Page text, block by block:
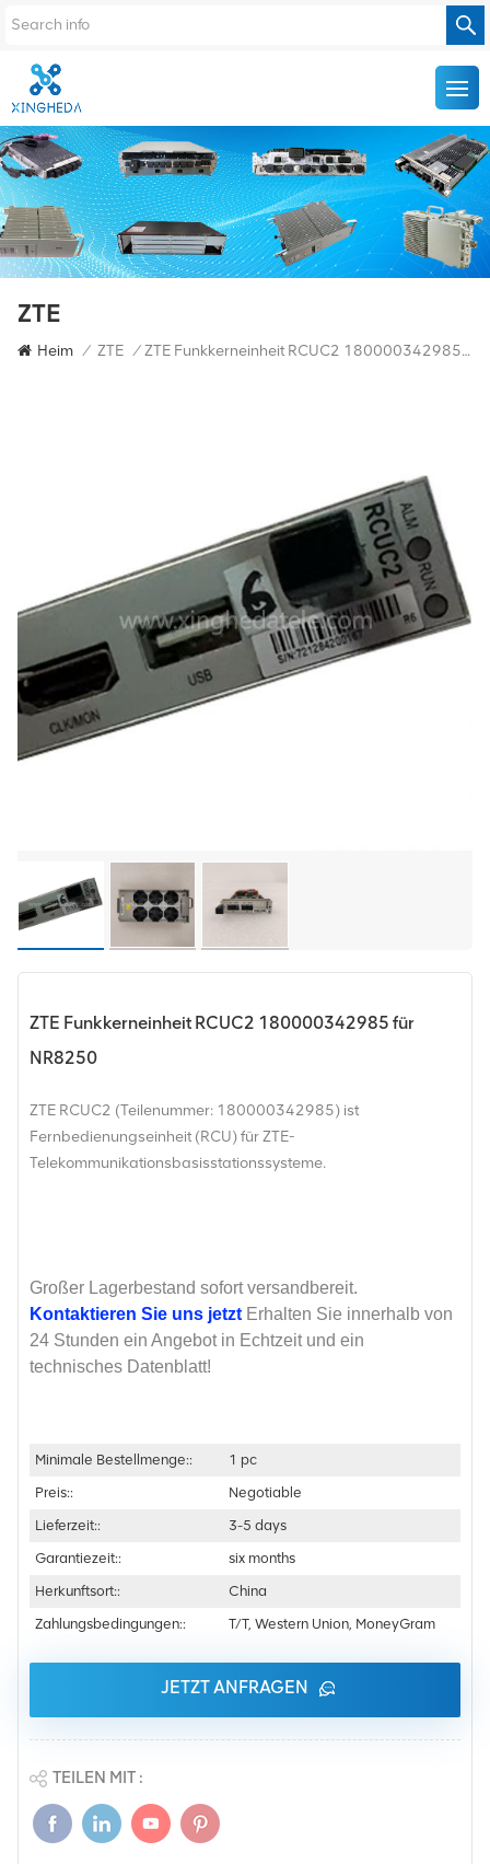
ZTE
Heim / ZTE / ZTE Funkkerneinheit RCUC2 180000342985 Für NR8250
ZTE Funkkerneinheit RCUC2 180000342985 für
NR8250
ZTE RCUC2 (Teilenummer: 180000342985) ist
Fernbedienungseinheit (RCU) für ZTE-
Telekommunikationsbasisstationssysteme.
Großer Lagerbestand sofort versandbereit.
Kontaktieren Sie uns jetzt Erhalten Sie innerhalb von
24 Stunden ein Angebot in Echtzeit und ein
technisches Datenblatt!
Minimale Bestellmenge::
1 pc
Preis::
Negotiable
Lieferzeit::
3-5 days
Garantiezeit::
six months
Herkunftsort::
China
Zahlungsbedingungen::
T/T, Western Union, MoneyGram
JETZT ANFRAGEN
TEILEN MIT :